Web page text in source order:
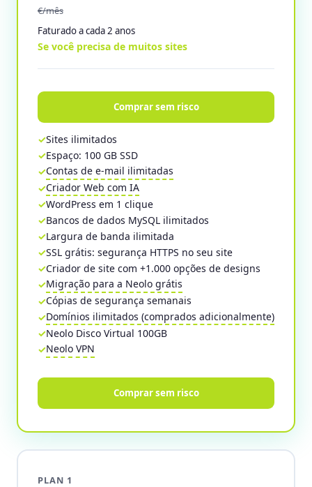
€/mês
Faturado a cada 2 anos
Se você precisa de muitos sites
Comprar sem risco
Sites ilimitados
Espaço: 100 GB SSD
Contas de e-mail ilimitadas
Criador Web com IA
WordPress em 1 clique
Bancos de dados MySQL ilimitados
Largura de banda ilimitada
SSL grátis: segurança HTTPS no seu site
Criador de site com +1.000 opções de designs
Migração para a Neolo grátis
Cópias de segurança semanais
Domínios ilimitados (comprados adicionalmente)
Neolo Disco Virtual 100GB
Neolo VPN
Comprar sem risco
PLAN 1